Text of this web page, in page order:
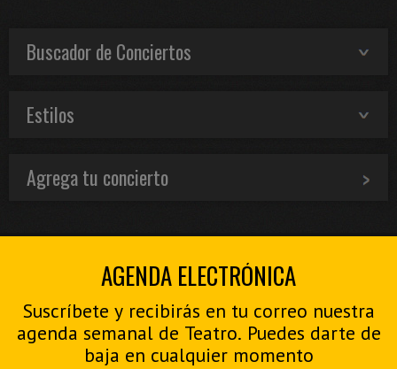
Buscador de Conciertos
Estilos
Agrega tu concierto
AGENDA ELECTRÓNICA
Suscríbete y recibirás en tu correo nuestra
agenda semanal de Teatro. Puedes darte de
baja en cualquier momento